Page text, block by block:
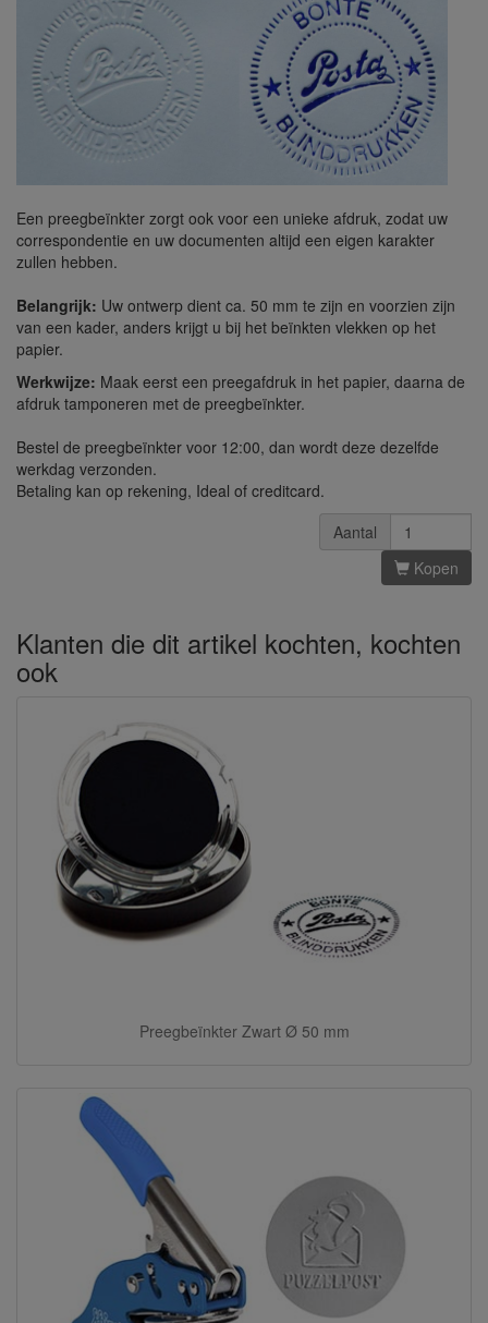
Een preegbeïnkter zorgt ook voor een unieke afdruk, zodat uw
correspondentie en uw documenten altijd een eigen karakter
zullen hebben.
Belangrijk: Uw ontwerp dient ca. 50 mm te zijn en voorzien zijn
van een kader, anders krijgt u bij het beïnkten vlekken op het
papier.
Werkwijze: Maak eerst een preegafdruk in het papier, daarna de
afdruk tamponeren met de preegbeïnkter.
Bestel de preegbeïnkter voor 12:00, dan wordt deze dezelfde
werkdag verzonden.
Betaling kan op rekening, Ideal of creditcard.
Aantal
Kopen
Klanten die dit artikel kochten, kochten
ook
Preegbeïnkter Zwart Ø 50 mm